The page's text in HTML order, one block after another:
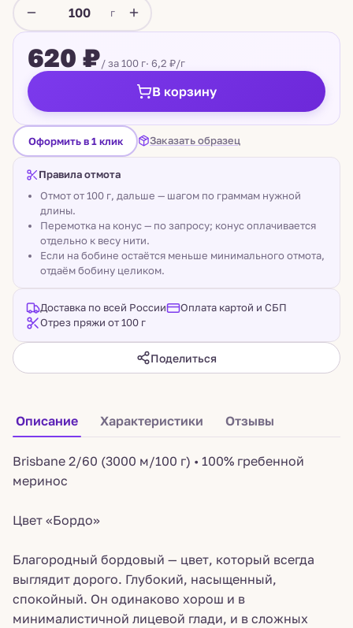
г
620 ₽/ за 100 г· 6,2 ₽/г
В корзину
Оформить в 1 клик Заказать образец
Правила отмота
Отмот от 100 г, дальше — шагом по граммам нужной
длины.
Перемотка на конус — по запросу; конус оплачивается
отдельно к весу нити.
Если на бобине остаётся меньше минимального отмота,
отдаём бобину целиком.
Доставка по всей России
Оплата картой и СБП
Отрез пряжи от 100 г
Поделиться
Описание Характеристики Отзывы
Brisbane 2/60 (3000 м/100 г) • 100% гребенной
меринос
Цвет «Бордо»
Благородный бордовый — цвет, который всегда
выглядит дорого. Глубокий, насыщенный,
спокойный. Он одинаково хорош и в
минималистичной лицевой глади, и в сложных